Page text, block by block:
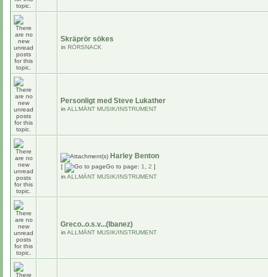
Skräprör sökes
in RÖRSNACK
Personligt med Steve Lukather
in ALLMÄNT MUSIK/INSTRUMENT
Harley Benton
[ Go to page: 1 2 ]
in ALLMÄNT MUSIK/INSTRUMENT
Greco..o.s.v...(Ibanez)
in ALLMÄNT MUSIK/INSTRUMENT